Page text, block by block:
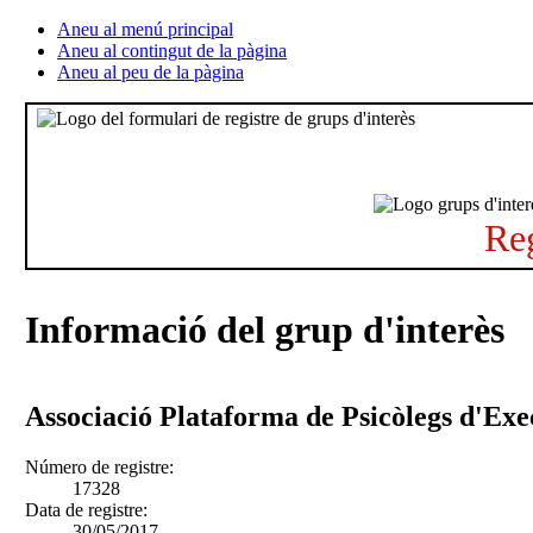
Aneu al menú principal
Aneu al contingut de la pàgina
Aneu al peu de la pàgina
Informació del grup d'interès
Associació Plataforma de Psicòlegs
Número de registre:
17328
Data de registre: